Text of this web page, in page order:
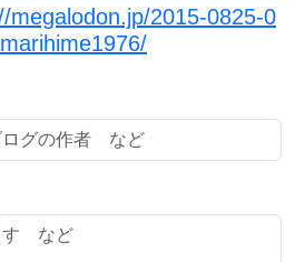
megalodon.jp/2015-0825-0